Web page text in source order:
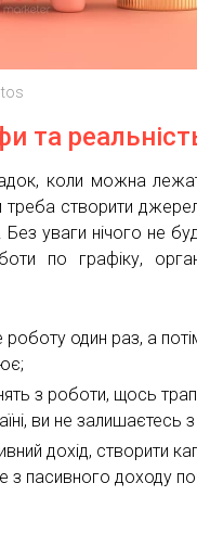
та
коли можна
створити
Без уваги нічого не
по графіку,
один раз, а
з роботи, щось
ви не залишаєтесь
дохід, створити
з пасивного доходу